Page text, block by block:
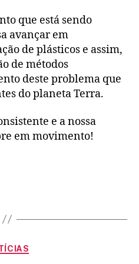
que está sendo
avançar em
de plásticos e assim,
de métodos
deste problema que
do planeta Terra.
e a nossa
em movimento!